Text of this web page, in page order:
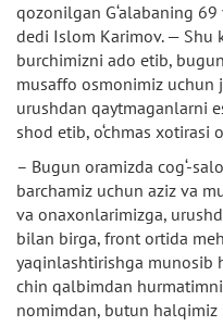
qozonilgan G‘alabaning
dedi Islom Karimov. — Shu
burchimizni ado etib,
musaffo osmonimiz uchun
urushdan qaytmaganlarni
shod etib, o‘chmas xotirasi
– Bugun oramizda cog‘-
barchamiz uchun aziz va
va onaxonlarimizga,
bilan birga, front ortida
yaqinlashtirishga munosib
chin qalbimdan
nomimdan, butun